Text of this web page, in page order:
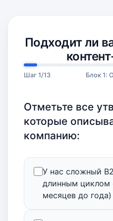
Подходит ли
Шаг 1/13 Блок 1:
Отметьте все
которые
компанию:
У нас сложный
длинным циклом
месяцев до года)